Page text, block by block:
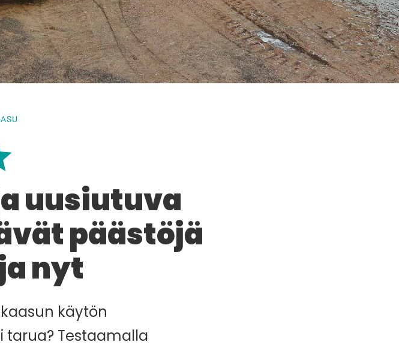
uusiutuva
päästöjä
nyt
käytön
Testaamalla